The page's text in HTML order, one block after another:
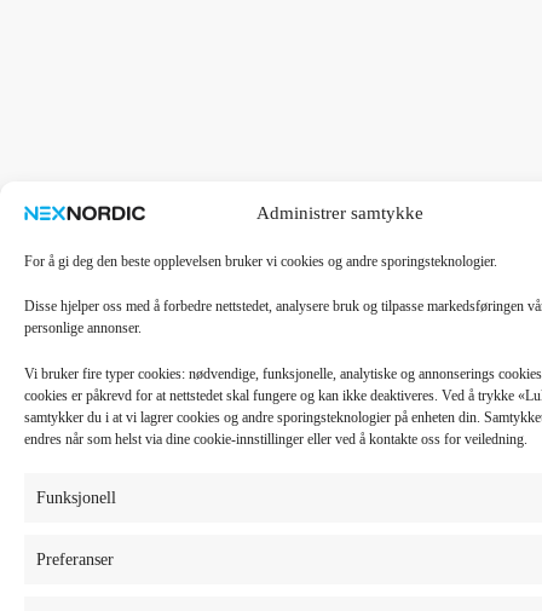
Administrer samtykke
For å gi deg den beste opplevelsen bruker vi cookies og andre sporingsteknologier.
Disse hjelper oss med å forbedre nettstedet, analysere bruk og tilpasse markedsføringen
personlige annonser.
Vi bruker fire typer cookies: nødvendige, funksjonelle, analytiske og annonserings
cookies er påkrevd for at nettstedet skal fungere og kan ikke deaktiveres. Ved å trykke
samtykker du i at vi lagrer cookies og andre sporingsteknologier på enheten din.
endres når som helst via dine cookie-innstillinger eller ved å kontakte oss for veiledning.
Funksjonell
Preferanser